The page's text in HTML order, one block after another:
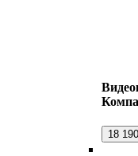
18 190